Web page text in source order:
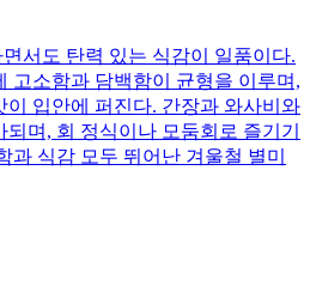
서도 탄력 있는 식감이 일품이다.
고소함과 담백함이 균형을 이루며,
이 입안에 퍼진다. 간장과 와사비와
며, 회 정식이나 모둠회로 즐기기
과 식감 모두 뛰어난 겨울철 별미